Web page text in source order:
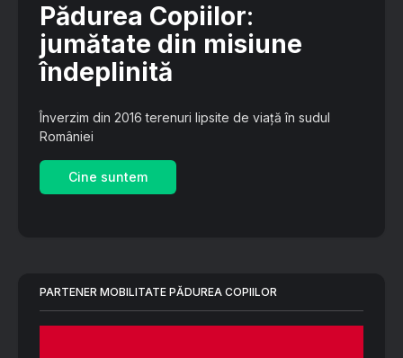
Pădurea Copiilor:
jumătate din misiune
îndeplinită
Înverzim din 2016 terenuri lipsite de viață în sudul
României
Cine suntem
PARTENER MOBILITATE PĂDUREA COPIILOR